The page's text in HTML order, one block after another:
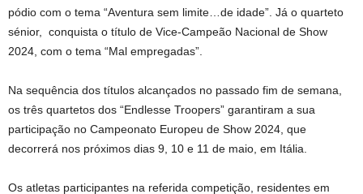
pódio com o tema “Aventura sem limite…de idade”. Já o quarteto
sénior, conquista o título de Vice-Campeão Nacional de Show
2024, com o tema “Mal empregadas”.
Na sequência dos títulos alcançados no passado fim de semana,
os três quartetos dos “Endlesse Troopers” garantiram a sua
participação no Campeonato Europeu de Show 2024, que
decorrerá nos próximos dias 9, 10 e 11 de maio, em Itália.
Os atletas participantes na referida competição, residentes em